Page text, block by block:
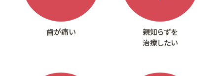
歯が痛い
親知らずを
治療したい